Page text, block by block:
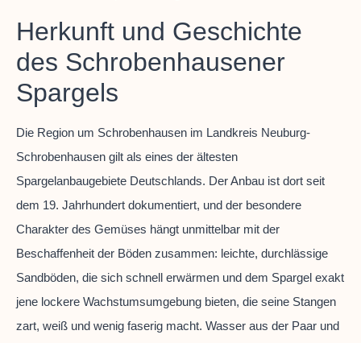
Herkunft und Geschichte
des Schrobenhausener
Spargels
Die Region um Schrobenhausen im Landkreis Neuburg-
Schrobenhausen gilt als eines der ältesten
Spargelanbaugebiete Deutschlands. Der Anbau ist dort seit
dem 19. Jahrhundert dokumentiert, und der besondere
Charakter des Gemüses hängt unmittelbar mit der
Beschaffenheit der Böden zusammen: leichte, durchlässige
Sandböden, die sich schnell erwärmen und dem Spargel exakt
jene lockere Wachstumsumgebung bieten, die seine Stangen
zart, weiß und wenig faserig macht. Wasser aus der Paar und